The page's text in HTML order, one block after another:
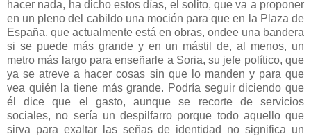
hacer nada, ha dicho estos días, el solito, que va a proponer
en un pleno del cabildo una moción para que en la Plaza de
España, que actualmente está en obras, ondee una bandera
si se puede más grande y en un mástil de, al menos, un
metro más largo para enseñarle a Soria, su jefe político, que
ya se atreve a hacer cosas sin que lo manden y para que
vea quién la tiene más grande. Podría seguir diciendo que
él dice que el gasto, aunque se recorte de servicios
sociales, no sería un despilfarro porque todo aquello que
sirva para exaltar las señas de identidad no significa un